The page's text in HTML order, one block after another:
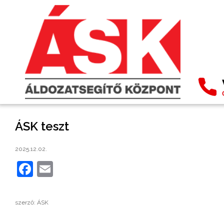
ÁSK teszt
2025.12.02.
Facebook
szerző: ÁSK